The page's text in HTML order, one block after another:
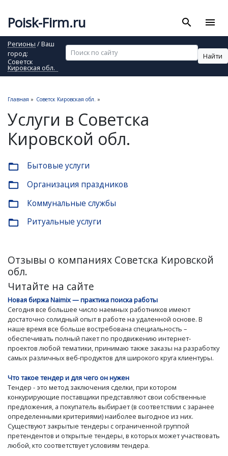
Poisk-Firm.ru search menu
Регионы / Ваш
город:
Советск
Кировская обл.
Найти
Главная » Советск Кировская обл. »
Услуги в Советска
Кировской обл.
folder_open Бытовые услуги
folder_open Организация праздников
folder_open Коммунальные службы
folder_open Ритуальные услуги
Отзывы о компаниях Советска Кировской
обл.
Читайте на сайте
Новая биржа Naimix — практика поиска работы
Сегодня все большее число наемных работников имеют
достаточно солидный опыт в работе на удаленной основе. В
наше время все больше востребована специальность –
обеспечивать полный пакет по продвижению интернет-
проектов любой тематики, принимаю также заказы на разработку
самых различных веб-продуктов для широкого круга клиентуры.
Что такое тендер и для чего он нужен
Тендер - это метод заключения сделки, при котором
конкурирующие поставщики представляют свои собственные
предложения, а покупатель выбирает (в соответствии с заранее
определенными критериями) наиболее выгодное из них.
Существуют закрытые тендеры с ограниченной группой
претендентов и открытые тендеры, в которых может участвовать
любой, кто соответствует условиям тендера.